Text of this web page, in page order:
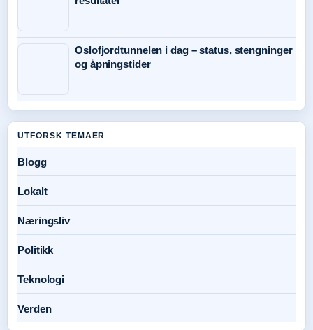
Oslofjordtunnelen i dag – status, stengninger
og åpningstider
UTFORSK TEMAER
Blogg
Lokalt
Næringsliv
Politikk
Teknologi
Verden